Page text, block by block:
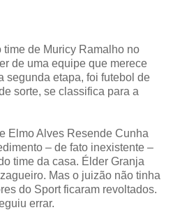
de Muricy Ramalho no
de uma equipe que merece
segunda etapa, foi futebol de
sorte, se classifica para a
Elmo Alves Resende Cunha
– de fato inexistente –
time da casa. Élder Granja
Mas o juizão não tinha
do Sport ficaram revoltados.
errar.